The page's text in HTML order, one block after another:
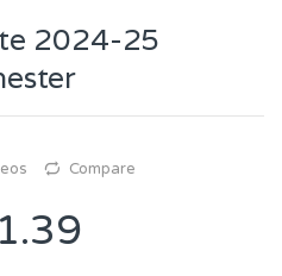
2024-25
Compare